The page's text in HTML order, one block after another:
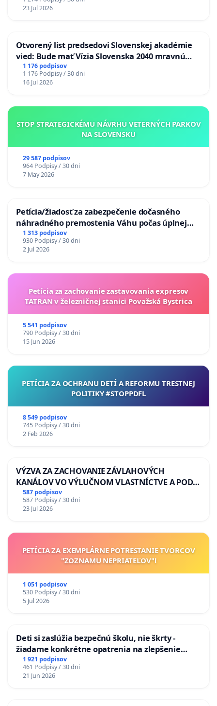
23 Jul 2026
Otvorený list predsedovi Slovenskej akadémie
vied: Bude mať Vízia Slovenska 2040 mravnú
chrbticu?
1 176 podpisov
1 176 Podpisy / 30 dni
16 Jul 2026
STOP STRATEGICKÉMU NÁVRHU VETERNÝCH PARKOV
NA SLOVENSKU
29 587 podpisov
964 Podpisy / 30 dni
7 May 2026
Petícia/žiadosť za zabezpečenie dočasného
náhradného premostenia Váhu počas úplnej
uzávery Vážskeho mosta v Komárne
1 313 podpisov
930 Podpisy / 30 dni
2 Jul 2026
Petícia za zachovanie zastavovania expresov
TATRAN v železničnej stanici Považská Bystrica
5 541 podpisov
790 Podpisy / 30 dni
15 Jun 2026
PETÍCIA ZA OCHRANU DETÍ A REFORMU TRESTNEJ
POLITIKY #STOPPDFL
8 549 podpisov
745 Podpisy / 30 dni
2 Feb 2026
VÝZVA ZA ZACHOVANIE ZÁVLAHOVÝCH
KANÁLOV VO VÝLUČNOM VLASTNÍCTVE A POD
KONTROLOU SLOVENSKEJ REPUBLIKY & žiadosť
na riešenie zanedbaného stavu závlahových a
odvodňovacích kanálov na Slovensku
587 podpisov
587 Podpisy / 30 dni
23 Jul 2026
PETÍCIA ZA EXEMPLÁRNE POTRESTANIE TVORCOV
"ZOZNAMU NEPRIATEĽOV"!
1 051 podpisov
530 Podpisy / 30 dni
5 Jul 2026
Deti si zaslúžia bezpečnú školu, nie škrty -
žiadame konkrétne opatrenia na zlepšenie
situácie v školstve
1 921 podpisov
461 Podpisy / 30 dni
21 Jun 2026